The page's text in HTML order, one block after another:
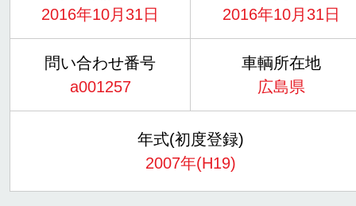
2016年10月31日
2016年10月31日
問い合わせ番号
a001257
車輌所在地
広島県
年式(初度登録)
2007年(H19)